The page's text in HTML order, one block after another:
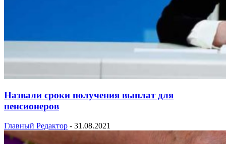
Назвали сроки получения выплат для
пенсионеров
Главный Редактор - 31.08.2021